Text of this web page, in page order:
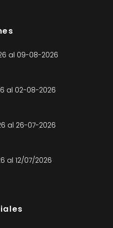
al 09-08-2026
al 02-08-2026
al 26-07-2026
al 12/07/2026